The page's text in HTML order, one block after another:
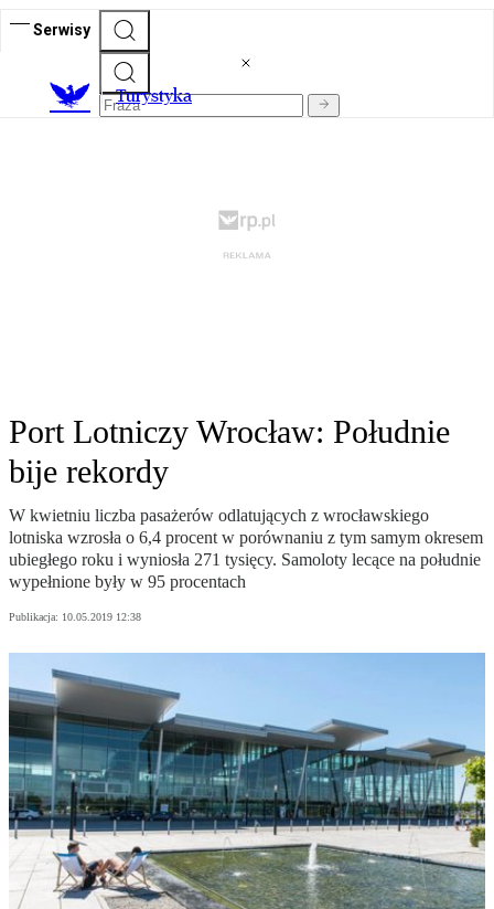
Serwisy
Turystyka
Port Lotniczy Wrocław: Południe
bije rekordy
W kwietniu liczba pasażerów odlatujących z wrocławskiego
lotniska wzrosła o 6,4 procent w porównaniu z tym samym okresem
ubiegłego roku i wyniosła 271 tysięcy. Samoloty lecące na południe
wypełnione były w 95 procentach
Publikacja: 10.05.2019 12:38